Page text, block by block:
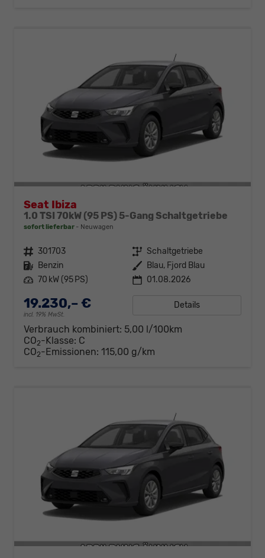
Seat Ibiza
1.0 TSI 70kW (95 PS) 5-Gang Schaltgetriebe
sofort lieferbar Neuwagen
Fahrzeugnr. 301703 Getriebe Schaltgetriebe
Kraftstoff Benzin Außenfarbe Blau, Fjord Blau
Leistung 70 kW (95 PS) 01.08.2026
19.230,– €
incl. 19% MwSt.
Details
Verbrauch kombiniert: 5,00 l/100km
CO2-Klasse: C
CO2-Emissionen: 115,00 g/km